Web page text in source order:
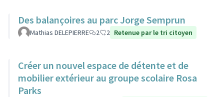
Des balançoires au parc Jorge Semprun
Mathias DELEPIERRE 2 2 Retenue par le tri citoyen
Créer un nouvel espace de détente et de
mobilier extérieur au groupe scolaire Rosa
Parks